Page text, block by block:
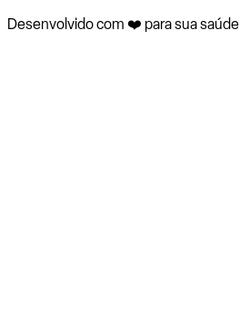
Desenvolvido com ❤️ para sua saúde